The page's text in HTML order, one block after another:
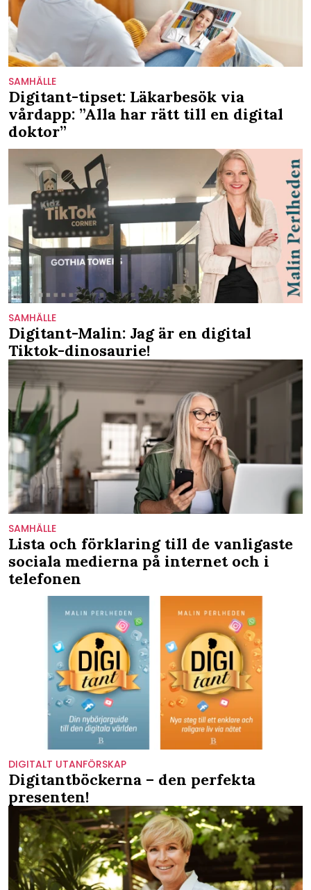
SAMHÄLLE
Digitant-tipset: Läkarbesök via
vårdapp: ”Alla har rätt till en digital
doktor”
SAMHÄLLE
Digitant-Malin: Jag är en digital
Tiktok-dinosaurie!
SAMHÄLLE
Lista och förklaring till de vanligaste
sociala medierna på internet och i
telefonen
DIGITALT UTANFÖRSKAP
Digitantböckerna – den perfekta
presenten!